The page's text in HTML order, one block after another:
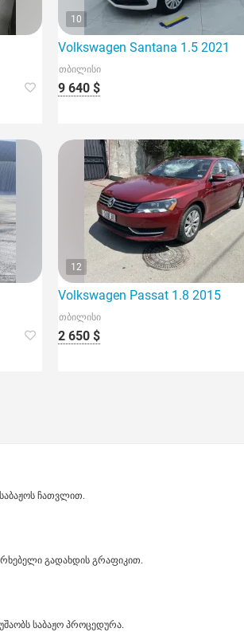
10
Volkswagen Santana 1.5 2021
თბილისი
9 640 $
12
Volkswagen Passat 1.8 2015
თბილისი
2 650 $
ჩათვლით.
გადახდის გრაფიკით.
საბაჟო პროცედურა.